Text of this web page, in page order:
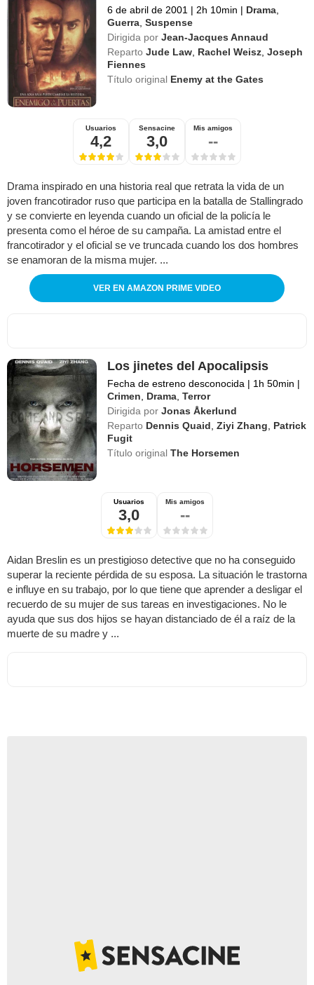
6 de abril de 2001 | 2h 10min | Drama
Guerra ,Suspense
Dirigida por Jean-Jacques Annaud
Reparto Jude Law Rachel Weisz ,Joseph
Fiennes
Título original Enemy at the Gates
Usuarios
4,2
Sensacine
3,0
Mis amigos
--
Drama inspirado en una historia real que retrata la vida de un
joven francotirador ruso que participa en la batalla de Stallingrado
y se convierte en leyenda cuando un oficial de la policía le
presenta como el héroe de su campaña. La amistad entre el
francotirador y el oficial se ve truncada cuando los dos hombres
se enamoran de la misma mujer. ...
VER EN AMAZON PRIME VIDEO
Los jinetes del Apocalipsis
Fecha de estreno desconocida | 1h 50min |
Crimen
Drama ,Terror
Dirigida por Jonas Åkerlund
Reparto Dennis Quaid ,Ziyi Zhang
Patrick
Fugit
Título originalThe Horsemen
Usuarios
3,0
Mis amigos
--
Aidan Breslin es un prestigioso detective que no ha conseguido
superar la reciente pérdida de su esposa. La situación le trastorna
e influye en su trabajo, por lo que tiene que aprender a desligar el
recuerdo de su mujer de sus tareas en investigaciones. No le
ayuda que sus dos hijos se hayan distanciado de él a raíz de la
muerte de su madre y ...